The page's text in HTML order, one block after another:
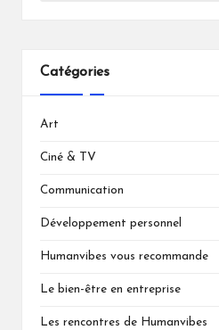
Catégories
Art
Ciné & TV
Communication
Développement personnel
Humanvibes vous recommande
Le bien-être en entreprise
Les rencontres de Humanvibes